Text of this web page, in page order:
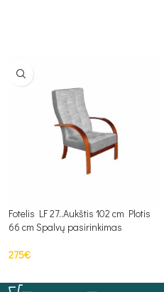
Fotelis LF 27..Aukštis 102 cm Plotis
66 cm Spalvų pasirinkimas
275€